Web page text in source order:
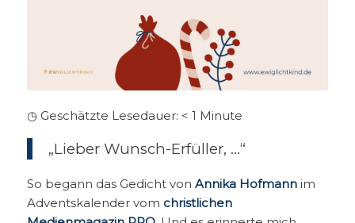
◷ Geschätzte Lesedauer: < 1 Minute
„Lieber Wunsch-Erfüller, …“
So begann das Gedicht von Annika Hofmannim
Adventskalender vom christlichen